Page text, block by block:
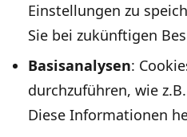
Einstellungen zu
Sie bei zukünftigen
Basisanalysen:
durchzuführen, wie
Diese Informationen